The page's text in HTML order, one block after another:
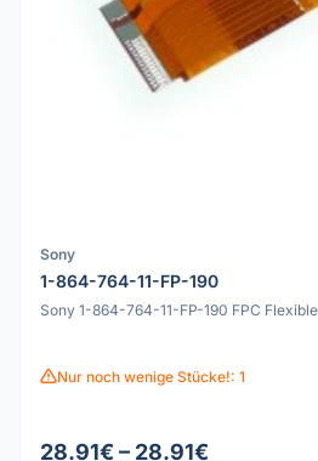
Sony
1-864-764-11-FP-190
Sony 1-864-764-11-FP-190 FPC
Nur noch wenige Stücke!: 1
28.91€ – 28.91€